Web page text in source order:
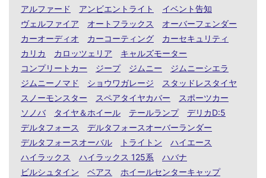
アルファード
アンビエントライト
イベント告知
ヴェルファイア
オートフラックス
オーバーフェンダー
カーオーディオ
カーコーティング
カーセキュリティ
カリカ
カロッツェリア
キャルズモーター
コンプリートカー
ジープ ジムニー
ジムニーシエラ
ジムニーノマド
ショウワガレージ
スタッドレスタイヤ
スノーモンスター
スペアタイヤカバー
スポーツカー
ソノバ
タイヤ＆ホイール テールランプ
デリカD:5
デルタフォース
デルタフォースオーバーランダー
デルタフォースオーバル
トライトン
ハイエース
ハイラックス
ハイラックス 125系
ハバナ
ビルシュタイン
ベアス
ホイールセンターキャップ